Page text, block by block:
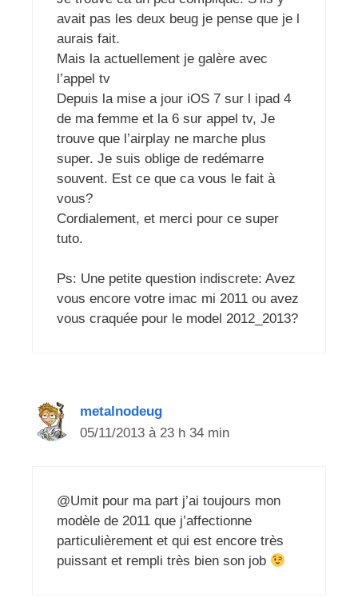
avait pas les deux beug je pense que je l
aurais fait.
Mais la actuellement je galère avec
l’appel tv
Depuis la mise a jour iOS 7 sur l ipad 4
de ma femme et la 6 sur appel tv, Je
trouve que l’airplay ne marche plus
super. Je suis oblige de redémarre
souvent. Est ce que ca vous le fait à
vous?
Cordialement, et merci pour ce super
tuto.
Ps: Une petite question indiscrete: Avez
vous encore votre imac mi 2011 ou avez
vous craquée pour le model 2012_2013?
metalnodeug
05/11/2013 à 23 h 34 min
@Umit pour ma part j’ai toujours mon
modèle de 2011 que j’affectionne
particulièrement et qui est encore très
puissant et rempli très bien son job